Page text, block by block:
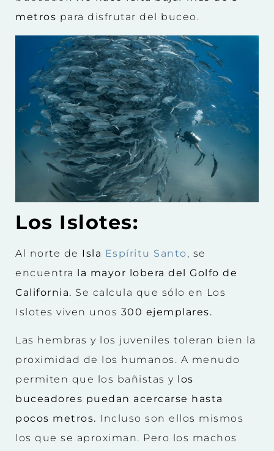
metros para disfrutar del buceo.
Los Islotes:
Al norte de Isla Espíritu Santo, se
encuentra la mayor lobera del Golfo de
California. Se calcula que sólo en Los
Islotes viven unos 300 ejemplares.
Las hembras y los juveniles toleran bien la
proximidad de los humanos. A menudo
permiten que los bañistas y
los
buceadores puedan acercarse hasta
pocos metros. Incluso son ellos mismos
los que se aproximan. Pero los machos